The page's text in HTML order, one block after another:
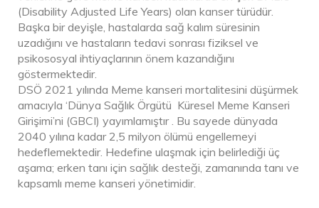
(Disability Adjusted Life Years) olan kanser türüdür.
Başka bir deyişle, hastalarda sağ kalım süresinin
uzadığını ve hastaların tedavi sonrası fiziksel ve
psikososyal ihtiyaçlarının önem kazandığını
göstermektedir.
DSÖ 2021 yılında Meme kanseri mortalitesini düşürmek
amacıyla ‘Dünya Sağlık Örgütü Küresel Meme Kanseri
Girişimi’ni (GBCI) yayımlamıştır . Bu sayede dünyada
2040 yılına kadar 2,5 milyon ölümü engellemeyi
hedeflemektedir. Hedefine ulaşmak için belirlediği üç
aşama; erken tanı için sağlık desteği, zamanında tanı ve
kapsamlı meme kanseri yönetimidir.